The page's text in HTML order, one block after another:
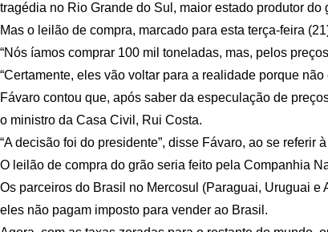
tragédia no Rio Grande do Sul, maior estado produtor do
Mas o leilão de compra, marcado para esta terça-feira
“Nós íamos comprar 100 mil toneladas, mas, pelos
“Certamente, eles vão voltar para a realidade porque
Fávaro contou que, após saber da especulação de
o ministro da Casa Civil, Rui Costa.
“A decisão foi do presidente”, disse Fávaro, ao se
O leilão de compra do grão seria feito pela Companhia
Os parceiros do Brasil no Mercosul (Paraguai, Uruguai
eles não pagam imposto para vender ao Brasil.